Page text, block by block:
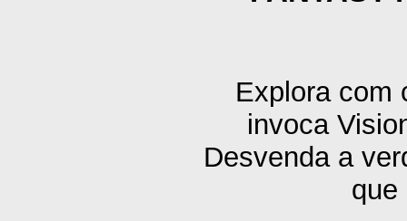
Explora com
invoca
Desvenda a
que